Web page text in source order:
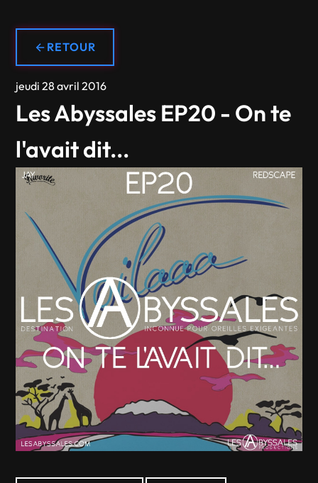
RETOUR
jeudi 28 avril 2016
Les Abyssales EP20 - On te
l'avait dit...